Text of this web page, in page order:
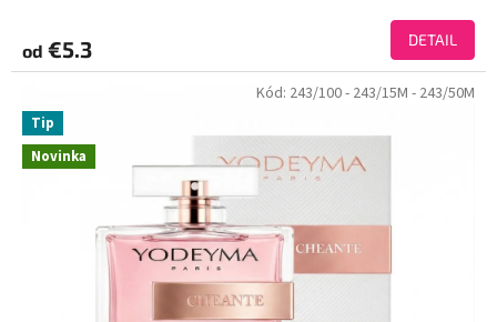
od €5.3 DETAIL
Novinka
Tip
Kód: 243/100- 243/15M - 243/50M